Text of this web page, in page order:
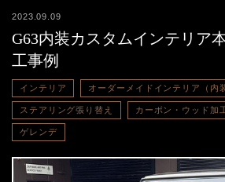
2023.09.09
G63内装カスタムインテリア
工事例
インテリア オーダーメイドインテリア（内
ステアリング張り替え カーボン・ウッド加
ゲレンデ